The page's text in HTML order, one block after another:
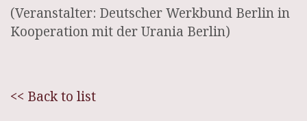
(Veranstalter: Deutscher Werkbund Berlin in
Kooperation mit der Urania Berlin)
<< Back to list